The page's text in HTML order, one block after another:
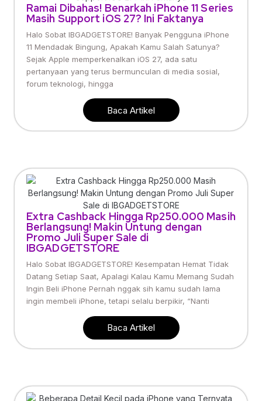
Ramai Dibahas! Benarkah iPhone 11 Series
Masih Support iOS 27? Ini Faktanya
Halo Sobat IBGADGETSTORE! Banyak Pengguna iPhone
11 Mendadak Bingung, Apakah Kamu Salah Satunya?
Sejak Apple memperkenalkan iOS 27, ada satu
pertanyaan yang terus bermunculan di media sosial,
forum teknologi, hingga
Baca Artikel
Extra Cashback Hingga Rp250.000 Masih
Berlangsung! Makin Untung dengan
Promo Juli Super Sale di
IBGADGETSTORE
Halo Sobat IBGADGETSTORE! Kesempatan Hemat Tidak
Datang Setiap Saat, Apalagi Kalau Kamu Memang Sudah
Ingin Beli iPhone Pernah nggak sih kamu sudah lama
ingin membeli iPhone, tetapi selalu berpikir, “Nanti
Baca Artikel